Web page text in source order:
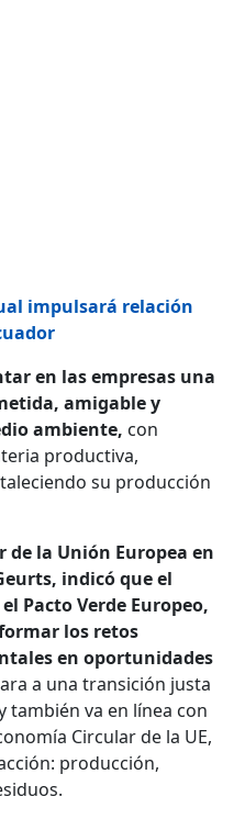
impulsará relación
en las empresas una
amigable y
ambiente, con
productiva,
su producción
de la Unión Europea en
indicó que el
Pacto Verde Europeo,
los retos
en oportunidades
a una transición justa
también va en línea con
Circular de la UE,
producción,